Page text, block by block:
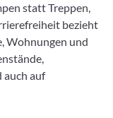
statt Treppen,
bezieht
Wohnungen und
auch auf